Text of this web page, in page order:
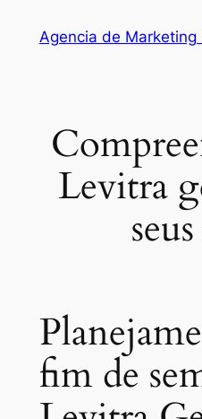
Agencia de Marketing
Levitra
fim de